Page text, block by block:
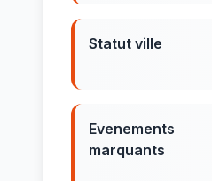
Statut ville
Evenements
marquants